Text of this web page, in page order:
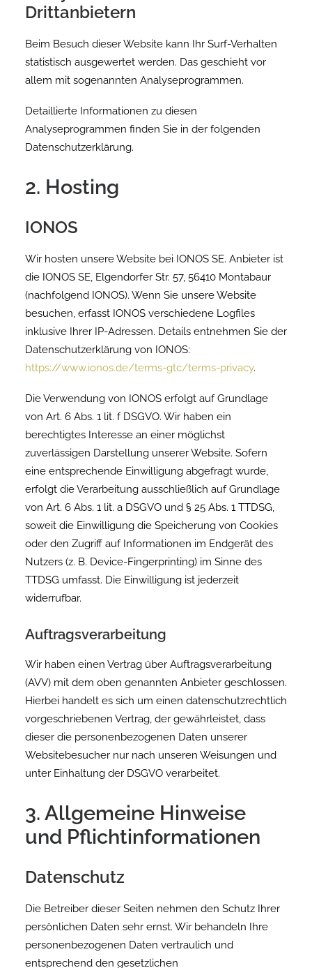
Dritt­anbietern
Beim Besuch dieser Website kann Ihr Surf-Verhalten
statistisch ausgewertet werden. Das geschieht vor
allem mit sogenannten Analyseprogrammen.
Detaillierte Informationen zu diesen
Analyseprogrammen finden Sie in der folgenden
Datenschutzerklärung.
2. Hosting
IONOS
Wir hosten unsere Website bei IONOS SE. Anbieter ist
die IONOS SE, Elgendorfer Str. 57, 56410 Montabaur
(nachfolgend IONOS). Wenn Sie unsere Website
besuchen, erfasst IONOS verschiedene Logfiles
inklusive Ihrer IP-Adressen. Details entnehmen Sie der
Datenschutzerklärung von IONOS:
https://www.ionos.de/terms-gtc/terms-privacy.
Die Verwendung von IONOS erfolgt auf Grundlage
von Art. 6 Abs. 1 lit. f DSGVO. Wir haben ein
berechtigtes Interesse an einer möglichst
zuverlässigen Darstellung unserer Website. Sofern
eine entsprechende Einwilligung abgefragt wurde,
erfolgt die Verarbeitung ausschließlich auf Grundlage
von Art. 6 Abs. 1 lit. a DSGVO und § 25 Abs. 1 TTDSG,
soweit die Einwilligung die Speicherung von Cookies
oder den Zugriff auf Informationen im Endgerät des
Nutzers (z. B. Device-Fingerprinting) im Sinne des
TTDSG umfasst. Die Einwilligung ist jederzeit
widerrufbar.
Auftragsverarbeitung
Wir haben einen Vertrag über Auftragsverarbeitung
(AVV) mit dem oben genannten Anbieter geschlossen.
Hierbei handelt es sich um einen datenschutzrechtlich
vorgeschriebenen Vertrag, der gewährleistet, dass
dieser die personenbezogenen Daten unserer
Websitebesucher nur nach unseren Weisungen und
unter Einhaltung der DSGVO verarbeitet.
3. Allgemeine Hinweise
und Pflicht­informationen
Datenschutz
Die Betreiber dieser Seiten nehmen den Schutz Ihrer
persönlichen Daten sehr ernst. Wir behandeln Ihre
personenbezogenen Daten vertraulich und
entsprechend den gesetzlichen